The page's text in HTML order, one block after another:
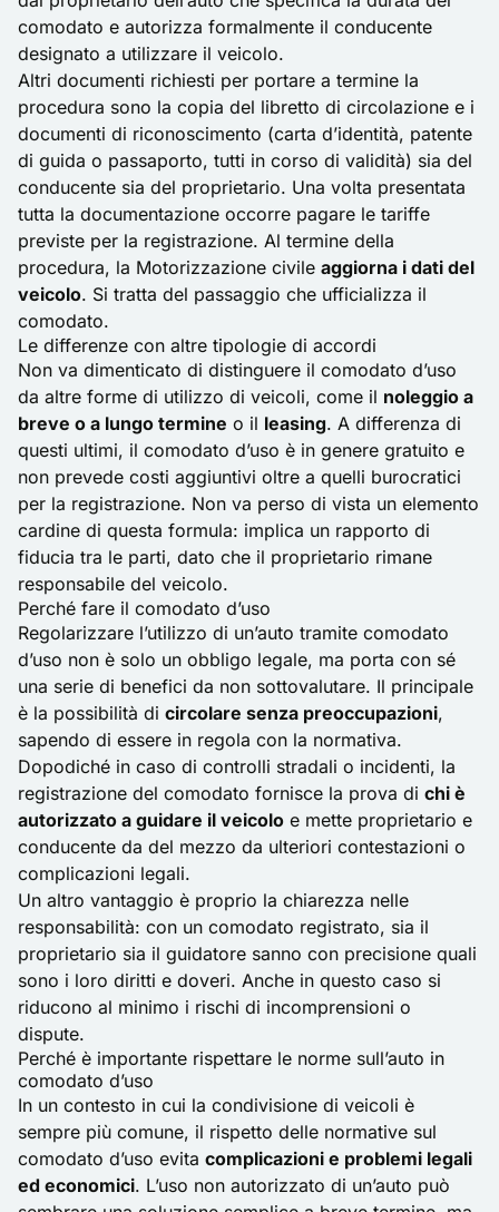
comodato e autorizza formalmente il conducente
designato a utilizzare il veicolo.
Altri documenti richiesti per portare a termine la
procedura sono la copia del libretto di circolazione e i
documenti di riconoscimento (carta d’identità, patente
di guida o passaporto, tutti in corso di validità) sia del
conducente sia del proprietario. Una volta presentata
tutta la documentazione occorre pagare le tariffe
previste per la registrazione. Al termine della
procedura, la Motorizzazione civile aggiorna i dati del
veicolo. Si tratta del passaggio che ufficializza il
comodato.
Le differenze con altre tipologie di accordi
Non va dimenticato di distinguere il comodato d’uso
da altre forme di utilizzo di veicoli, come il noleggio a
breve o a lungo termine o il leasing. A differenza di
questi ultimi, il comodato d’uso è in genere gratuito e
non prevede costi aggiuntivi oltre a quelli burocratici
per la registrazione. Non va perso di vista un elemento
cardine di questa formula: implica un rapporto di
fiducia tra le parti, dato che il proprietario rimane
responsabile del veicolo.
Perché fare il comodato d’uso
Regolarizzare l’utilizzo di un’auto tramite comodato
d’uso non è solo un obbligo legale, ma porta con sé
una serie di benefici da non sottovalutare. Il principale
è la possibilità di circolare senza preoccupazioni,
sapendo di essere in regola con la normativa.
Dopodiché in caso di controlli stradali o incidenti, la
registrazione del comodato fornisce la prova di chi è
autorizzato a guidare il veicolo e mette proprietario e
conducente da del mezzo da ulteriori contestazioni o
complicazioni legali.
Un altro vantaggio è proprio la chiarezza nelle
responsabilità: con un comodato registrato, sia il
proprietario sia il guidatore sanno con precisione quali
sono i loro diritti e doveri. Anche in questo caso si
riducono al minimo i rischi di incomprensioni o
dispute.
Perché è importante rispettare le norme sull’auto in
comodato d’uso
In un contesto in cui la condivisione di veicoli è
sempre più comune, il rispetto delle normative sul
comodato d’uso evita complicazioni e problemi legali
ed economici. L’uso non autorizzato di un’auto può